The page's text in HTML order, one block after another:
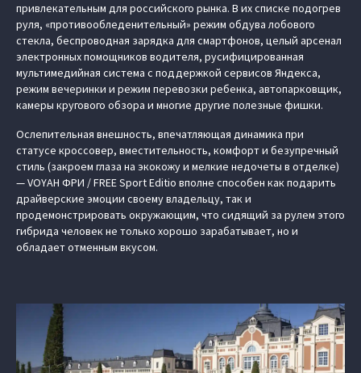
привлекательным для российского рынка. В их списке подогрев
руля, «противообледенительный» режим обдува лобового
стекла, беспроводная зарядка для смартфонов, целый арсенал
электронных помощников водителя, русифицированная
мультимедийная система с поддержкой сервисов Яндекса,
режим вечеринки и режим перевозки ребенка, автопарковщик,
камеры кругового обзора и многие другие полезные фишки.
Ослепительная внешность, впечатляющая динамика при
статусе кроссовер, вместительность, комфорт и безупречный
стиль (закроем глаза на экокожу и мелкие недочеты в отделке)
— VOYAH ФРИ / FREE Sport Editio вполне способен как подарить
драйверские эмоции своему владельцу, так и
продемонстрировать окружающим, что сидящий за рулем этого
гибрида человек не только хорошо зарабатывает, но и
обладает отменным вкусом.